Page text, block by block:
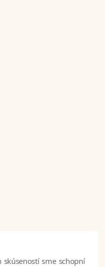
skúseností sme schopní